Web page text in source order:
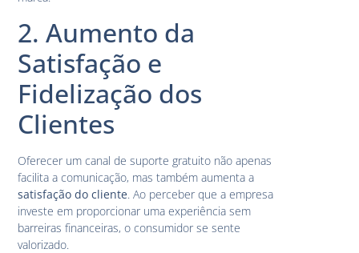
2. Aumento da
Satisfação e
Fidelização dos
Clientes
Oferecer um canal de suporte gratuito não apenas
facilita a comunicação, mas também aumenta a
satisfação do cliente. Ao perceber que a empresa
investe em proporcionar uma experiência sem
barreiras financeiras, o consumidor se sente
valorizado.